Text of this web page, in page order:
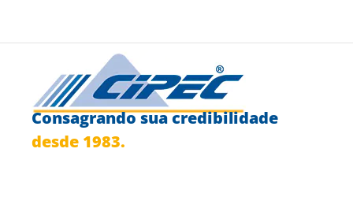
Consagrando sua credibilidade
desde 1983.